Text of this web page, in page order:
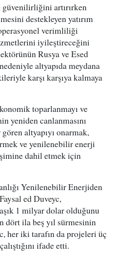
artırırken
destekleyen yatırım
verimliliği
iyileştireceğini
Rusya ve Esed
altyapıda meydana
karşı karşıya kalmaya
toparlanmayı ve
yeniden canlanmasını
altyapıyı onarmak,
ve yenilenebilir enerji
dahil etmek için
Yenilenebilir Enerjiden
ed Duveyc,
1 milyar dolar olduğunu
dört ila beş yıl sürmesinin
her iki tarafın da projeleri üç
ifade etti.